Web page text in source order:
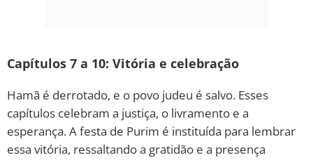
Capítulos 7 a 10: Vitória e celebração
Hamã é derrotado, e o povo judeu é salvo. Esses
capítulos celebram a justiça, o livramento e a
esperança. A festa de Purim é instituída para lembrar
essa vitória, ressaltando a gratidão e a presença